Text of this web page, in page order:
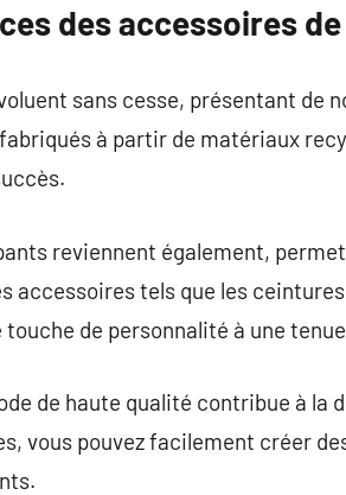
des accessoires
sans cesse, présentant de
à partir de matériaux
reviennent également,
accessoires tels que les
de personnalité à une
de haute qualité contribue à la
vous pouvez facilement créer